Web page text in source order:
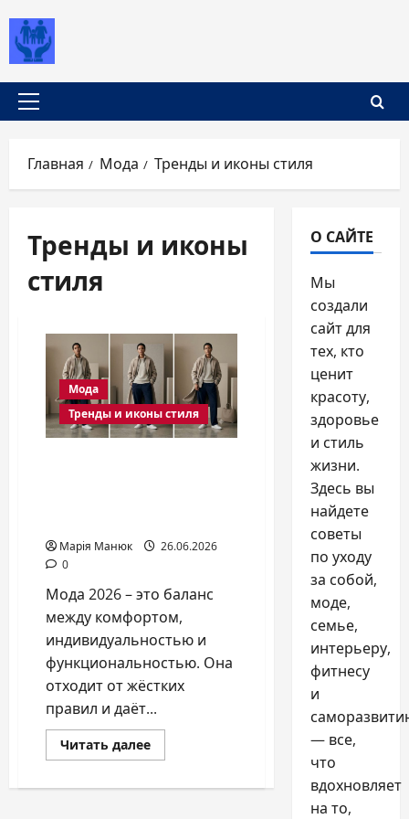
содержимому
Основное
Главная Мода Тренды и иконы стиля
Тренды и иконы
стиля
Мода
Тренды и иконы стиля
Марія Манюк
26.06.2026
0
Мода 2026 – это баланс
между комфортом,
индивидуальностью и
функциональностью. Она
отходит от жёстких
правил и даёт...
Читать далееПрочитать
больше
2026:
О САЙТЕ
Мы
создали
сайт для
тех, кто
ценит
красоту,
здоровье
и стиль
жизни.
Здесь вы
найдете
советы
по уходу
за собой,
моде,
семье,
интерьеру,
фитнесу
и
— все,
что
вдохновляет
на то,